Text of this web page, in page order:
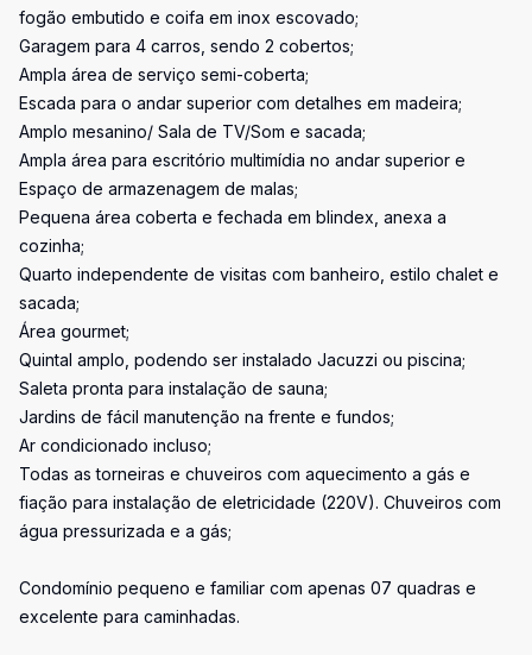
fogão embutido e coifa em inox escovado;
Garagem para 4 carros, sendo 2 cobertos;
Ampla área de serviço semi-coberta;
Escada para o andar superior com detalhes em madeira;
Amplo mesanino/ Sala de TV/Som e sacada;
Ampla área para escritório multimídia no andar superior e
Espaço de armazenagem de malas;
Pequena área coberta e fechada em blindex, anexa a
cozinha;
Quarto independente de visitas com banheiro, estilo chalet e
sacada;
Área gourmet;
Quintal amplo, podendo ser instalado Jacuzzi ou piscina;
Saleta pronta para instalação de sauna;
Jardins de fácil manutenção na frente e fundos;
Ar condicionado incluso;
Todas as torneiras e chuveiros com aquecimento a gás e
fiação para instalação de eletricidade (220V). Chuveiros com
água pressurizada e a gás;
Condomínio pequeno e familiar com apenas 07 quadras e
excelente para caminhadas.